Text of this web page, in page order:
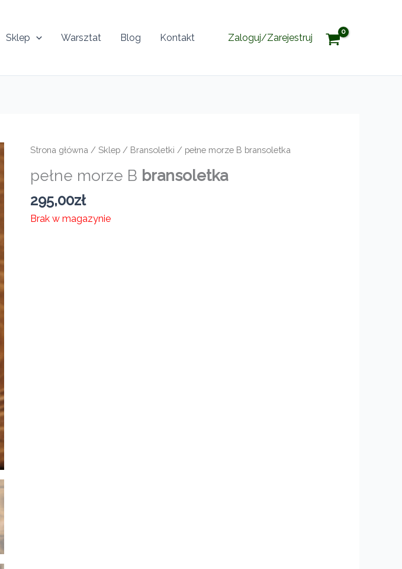
Sklep Warsztat Blog Kontakt Zaloguj/Zarejestruj
Strona główna /Sklep / Bransoletki / pełne morze B bransoletka
pełne morze B bransoletka
295,00zł
Brak w magazynie